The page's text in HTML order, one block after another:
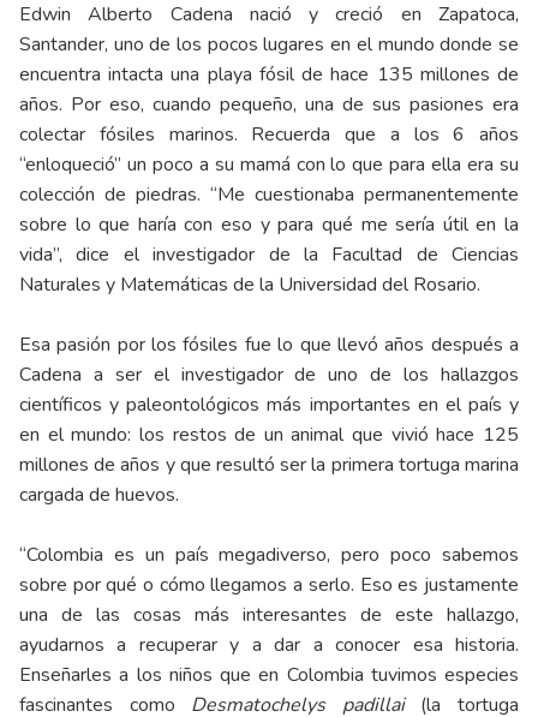
Edwin Alberto Cadena nació y creció en Zapatoca,
Santander, uno de los pocos lugares en el mundo donde se
encuentra intacta una playa fósil de hace 135 millones de
años. Por eso, cuando pequeño, una de sus pasiones era
colectar fósiles marinos. Recuerda que a los 6 años
“enloqueció” un poco a su mamá con lo que para ella era su
colección de piedras. “Me cuestionaba permanentemente
sobre lo que haría con eso y para qué me sería útil en la
vida”, dice el investigador de la Facultad de Ciencias
Naturales y Matemáticas de la Universidad del Rosario.
Esa pasión por los fósiles fue lo que llevó años después a
Cadena a ser el investigador de uno de los hallazgos
científicos y paleontológicos más importantes en el país y
en el mundo: los restos de un animal que vivió hace 125
millones de años y que resultó ser la primera tortuga marina
cargada de huevos.
“Colombia es un país megadiverso, pero poco sabemos
sobre por qué o cómo llegamos a serlo. Eso es justamente
una de las cosas más interesantes de este hallazgo,
ayudarnos a recuperar y a dar a conocer esa historia.
Enseñarles a los niños que en Colombia tuvimos especies
fascinantes como Desmatochelys padillai(la tortuga